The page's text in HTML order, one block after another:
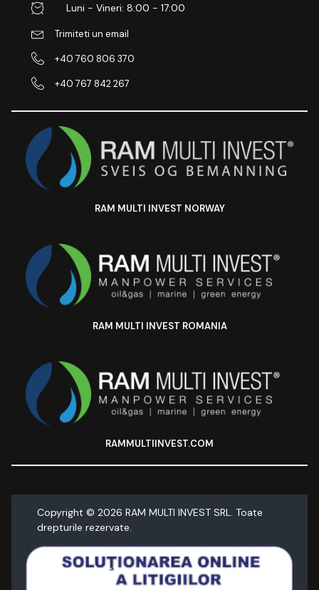
Luni - Vineri: 8:00 - 17:00
Trimiteti un email
+40 760 806 370
+40 767 842 267
RAM MULTI INVEST NORWAY
RAM MULTI INVEST ROMANIA
RAMMULTIINVEST.COM
Copyright © 2026 RAM MULTI INVEST SRL. Toate
drepturile rezervate.